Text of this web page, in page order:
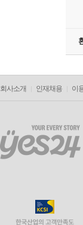
회사소개 인재채용 이